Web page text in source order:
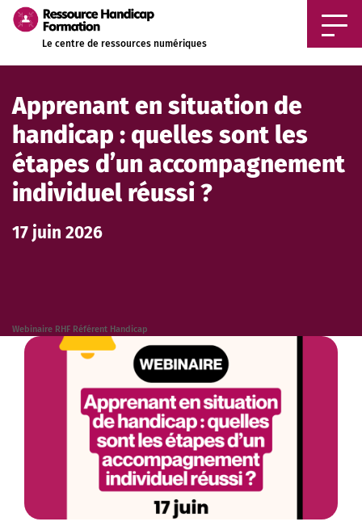
Le centre de ressources numériques
Apprenant en situation de
handicap : quelles sont les
étapes d’un accompagnement
individuel réussi ?
17 juin 2026
Webinaire RHF Référent Handicap